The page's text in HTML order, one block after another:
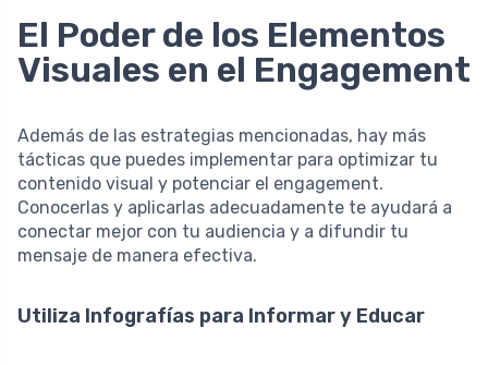
El Poder de los Elementos
Visuales en el Engagement
Además de las estrategias mencionadas, hay más
tácticas que puedes implementar para optimizar tu
contenido visual y potenciar el engagement.
Conocerlas y aplicarlas adecuadamente te ayudará a
conectar mejor con tu audiencia y a difundir tu
mensaje de manera efectiva.
Utiliza Infografías para Informar y Educar